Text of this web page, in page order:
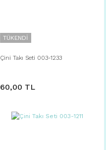
TÜKENDİ
Çini Takı Seti 003-1233
60,00 TL